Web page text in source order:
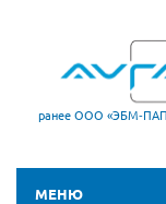
ранее ООО
МЕНЮ